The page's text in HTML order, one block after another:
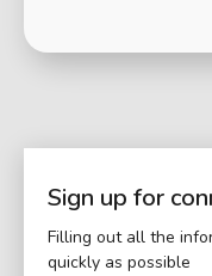
Sign up for
Filling out all the
quickly as possible